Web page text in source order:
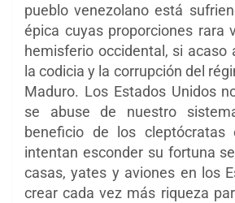
pueblo venezolano está
épica cuyas proporciones rara
hemisferio occidental, si acaso
la codicia y la corrupción del
Maduro. Los Estados Unidos
se abuse de nuestro
beneficio de los cleptócratas
intentan esconder su fortuna
casas, yates y aviones en los
crear cada vez más riqueza